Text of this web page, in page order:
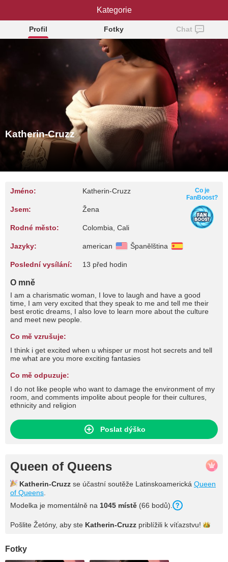
Katherin-Cruzz
Profil Fotky Chat
Katherin-Cruzz
Jméno: Katherin-Cruzz
Jsem: Žena
Rodné město: Colombia, Cali
Jazyky: american Španělština
Poslední vysílání: 13 před hodin
Co je
FanBoost?
O mně
I am a charismatic woman, I love to laugh and have a good
time, I am very excited that they speak to me and tell me their
best erotic dreams, I also love to learn more about the culture
and meet new people.
Co mě vzrušuje:
I think i get excited when u whisper ur most hot secrets and tell
me what are you more exciting fantasies
Co mě odpuzuje:
I do not like people who want to damage the environment of my
room, and comments impolite about people for their cultures,
ethnicity and religion
Poslat dýško
Queen of Queens
Katherin-Cruzz se účastní soutěže Latinskoamerická Queen
of Queens
Modelka je momentálně na 1045 místě (66 bodů).
Pošlite Žetóny, aby ste Katherin-Cruzz priblížili k víťazstvu!
Fotky
Kategorie